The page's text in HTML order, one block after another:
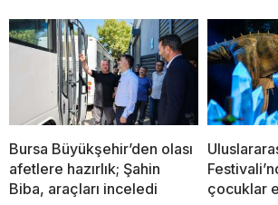
Bursa Büyükşehir’den olası
afetlere hazırlık; Şahin
Biba, araçları inceledi
çocuklar